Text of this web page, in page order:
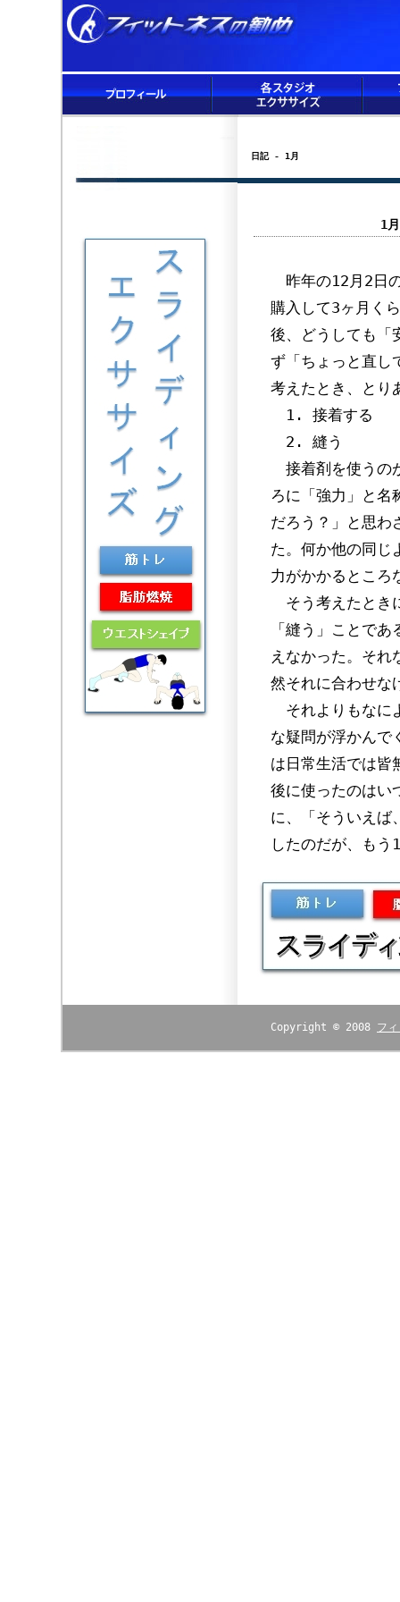
日記 - 1月
1
昨年の12月2日
購入して3ヶ月く
後、どうしても「
ず「ちょっと直し
考えたとき、とり
1. 接着する
2. 縫う
接着剤を使うの
ろに「強力」と名
だろう？」と思わ
た。何か他の同じ
力がかかるところ
そう考えたとき
「縫う」ことで
えなかった。それ
然それに合わせな
それよりもなに
な疑問が浮かんで
は日常生活では皆
後に使ったのはい
に、「そういえば
したのだが、もう
Copyright © 2008 フ